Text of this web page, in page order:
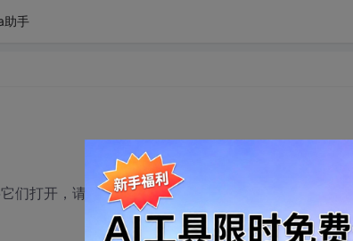
助手
们打开，请问如何将它们生成.exe文件，并运行出来，